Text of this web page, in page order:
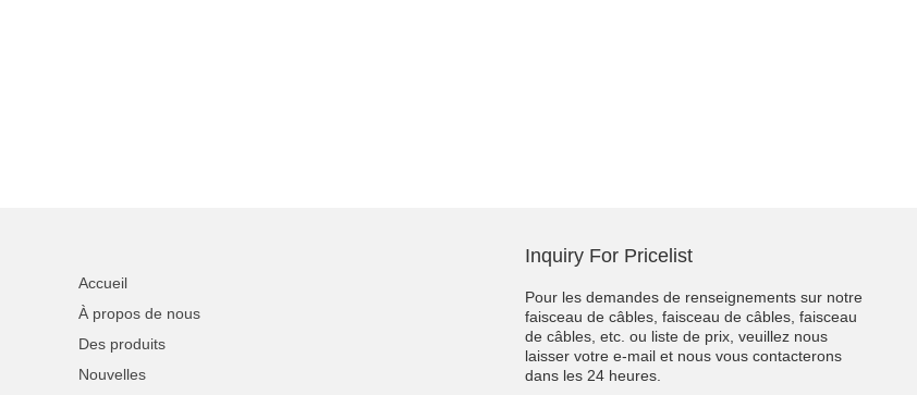
Accueil
À propos de nous
Des produits
Nouvelles
Inquiry For Pricelist
Pour les demandes de renseignements sur notre
faisceau de câbles, faisceau de câbles, faisceau
de câbles, etc. ou liste de prix, veuillez nous
laisser votre e-mail et nous vous contacterons
dans les 24 heures.